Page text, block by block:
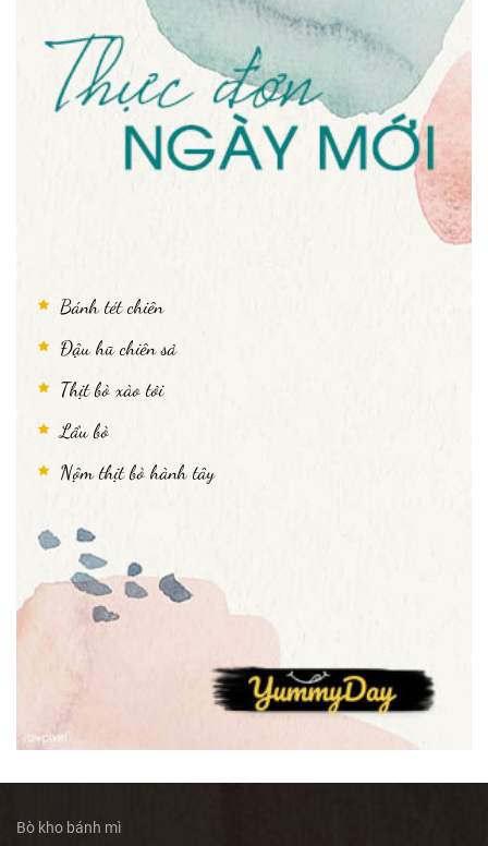
Bánh tét chiên
Đậu hũ chiên sả
Thịt bò xào tỏi
Lẩu bò
Nộm thịt bò hành tây
Bò kho bánh mì